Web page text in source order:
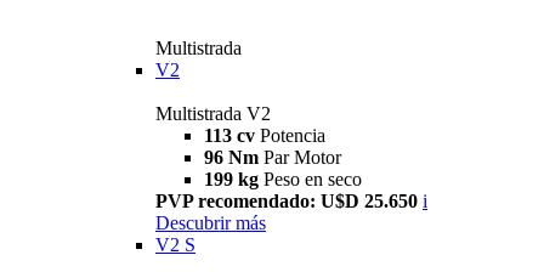
Multistrada
V2
Multistrada V2
113 cv Potencia
96 Nm Par Motor
199 kg Peso en seco
PVP recomendado: U$D 25.650 i
Descubrir más
V2 S